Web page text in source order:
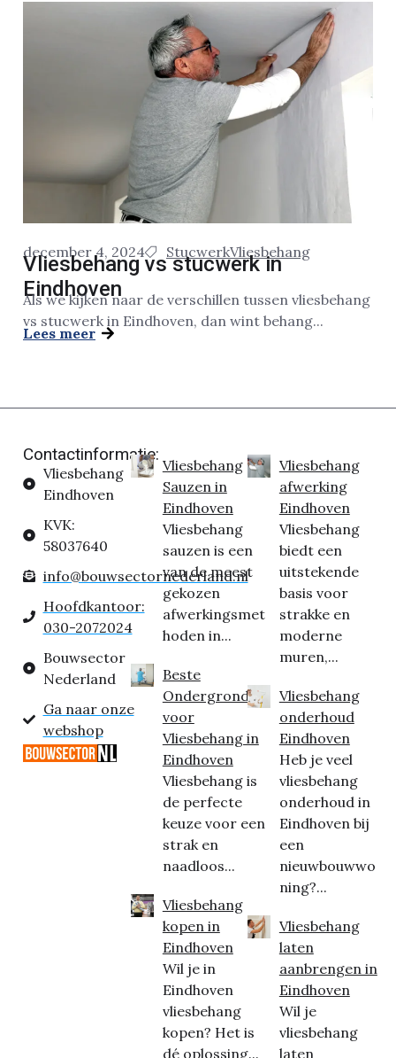
december 4, 2024 StucwerkVliesbehang
Vliesbehang vs stucwerk in
Eindhoven
Als we kijken naar de verschillen tussen vliesbehang
vs stucwerk in Eindhoven, dan wint behang...
Lees meer
Contactinformatie:
Vliesbehang
Eindhoven
KVK:
58037640
info@bouwsectornederland.nl
Hoofdkantoor:
030-2072024
Bouwsector
Nederland
Ga naar onze
webshop
Vliesbehang
Sauzen in
Eindhoven
Vliesbehang
sauzen is een
van de meest
gekozen
afwerkingsmet
hoden in...
Beste
Ondergrond
voor
Vliesbehang in
Eindhoven
Vliesbehang is
de perfecte
keuze voor een
strak en
naadloos...
Vliesbehang
kopen in
Eindhoven
Wil je in
Eindhoven
vliesbehang
kopen? Het is
dé oplossing...
Vliesbehang
afwerking
Eindhoven
Vliesbehang
biedt een
uitstekende
basis voor
strakke en
moderne
muren,...
Vliesbehang
onderhoud
Eindhoven
Heb je veel
vliesbehang
onderhoud in
Eindhoven bij
een
nieuwbouwwo
ning?...
Vliesbehang
laten
aanbrengen in
Eindhoven
Wil je
vliesbehang
laten